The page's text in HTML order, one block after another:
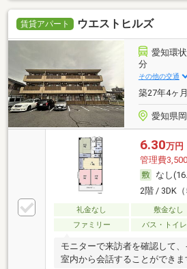
賃貸アパート ウエストヒルズ
愛知環
分
その他の交通
築27年4ヶ
愛知県
6.30万円
管理費
なし
2階 / 3DK
礼金なし 敷金なし
ファミリー
バス・トイ
モニターで来訪者を確認して
室内から会話することができま